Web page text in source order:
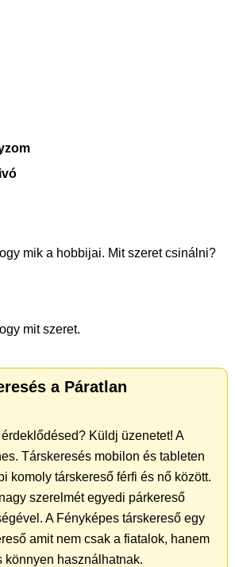
mik a hobbijai. Mit szeret csinálni?
mit szeret.
a Páratlan
Küldj üzenetet! A
Társkeresés mobilon és tableten
komoly társkereső férfi és nő között.
szerelmét egyedi párkereső
A Fényképes társkereső egy
amit nem csak a fiatalok, hanem
könnyen használhatnak.